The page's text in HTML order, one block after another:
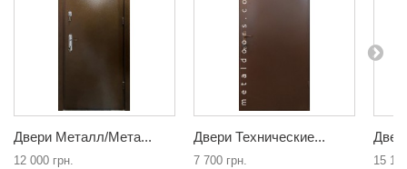
Двери Металл/Мета...
12 000 грн.
Двери Технические...
7 700 грн.
15